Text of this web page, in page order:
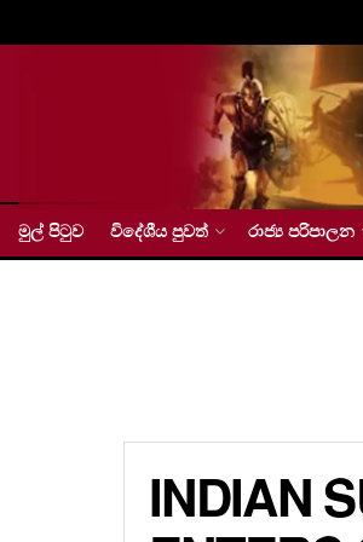
මුල් පිටුව විදේශීය පුවත් රාජ්‍ය පරිපාලන
INDIAN